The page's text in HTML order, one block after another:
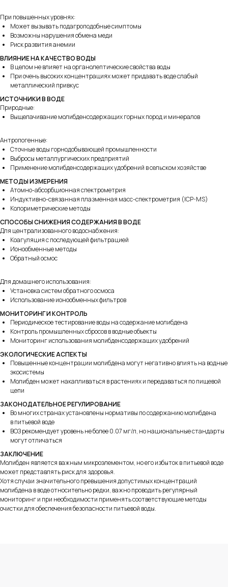
При повышенных уровнях:
Может вызывать подагроподобные симптомы
Возможны нарушения обмена меди
Риск развития анемии
ВЛИЯНИЕ НА КАЧЕСТВО ВОДЫ
В целом не влияет на органолептические свойства воды
При очень высоких концентрациях может придавать воде слабый
металлический привкус
ИСТОЧНИКИ В ВОДЕ
Природные:
Выщелачивание молибденсодержащих горных пород и минералов
Антропогенные:
Сточные воды горнодобывающей промышленности
Выбросы металлургических предприятий
Применение молибденсодержащих удобрений в сельском хозяйстве
МЕТОДЫ ИЗМЕРЕНИЯ
Атомно-абсорбционная спектрометрия
Индуктивно-связанная плазменная масс-спектрометрия (ICP-MS)
Колориметрические методы
СПОСОБЫ СНИЖЕНИЯ СОДЕРЖАНИЯ В ВОДЕ
Для централизованного водоснабжения:
Коагуляция с последующей фильтрацией
Ионообменные методы
Обратный осмос
Для домашнего использования:
Установка систем обратного осмоса
Использование ионообменных фильтров
МОНИТОРИНГ И КОНТРОЛЬ
Периодическое тестирование воды на содержание молибдена
Контроль промышленных сбросов в водные объекты
Мониторинг использования молибденсодержащих удобрений
ЭКОЛОГИЧЕСКИЕ АСПЕКТЫ
Повышенные концентрации молибдена могут негативно влиять на водные
экосистемы
Молибден может накапливаться в растениях и передаваться по пищевой
цепи
ЗАКОНОДАТЕЛЬНОЕ РЕГУЛИРОВАНИЕ
Во многих странах установлены нормативы по содержанию молибдена
в питьевой воде
ВОЗ рекомендует уровень не более 0.07 мг/л, но национальные стандарты
могут отличаться
ЗАКЛЮЧЕНИЕ
Молибден является важным микроэлементом, но его избыток в питьевой воде
может представлять риск для здоровья.
Хотя случаи значительного превышения допустимых концентраций
молибдена в воде относительно редки, важно проводить регулярный
мониторинг и при необходимости применять соответствующие методы
очистки для обеспечения безопасности питьевой воды.
Пн-Пт
194223,
Санкт-Петербург
ул. Курчатова, д. 10, лит И, оф. 130Б
Политика конфиденциальности
Персональные данные
Договор
оферта
Политика возврата денежных средств
+7 (812) 438-56-48